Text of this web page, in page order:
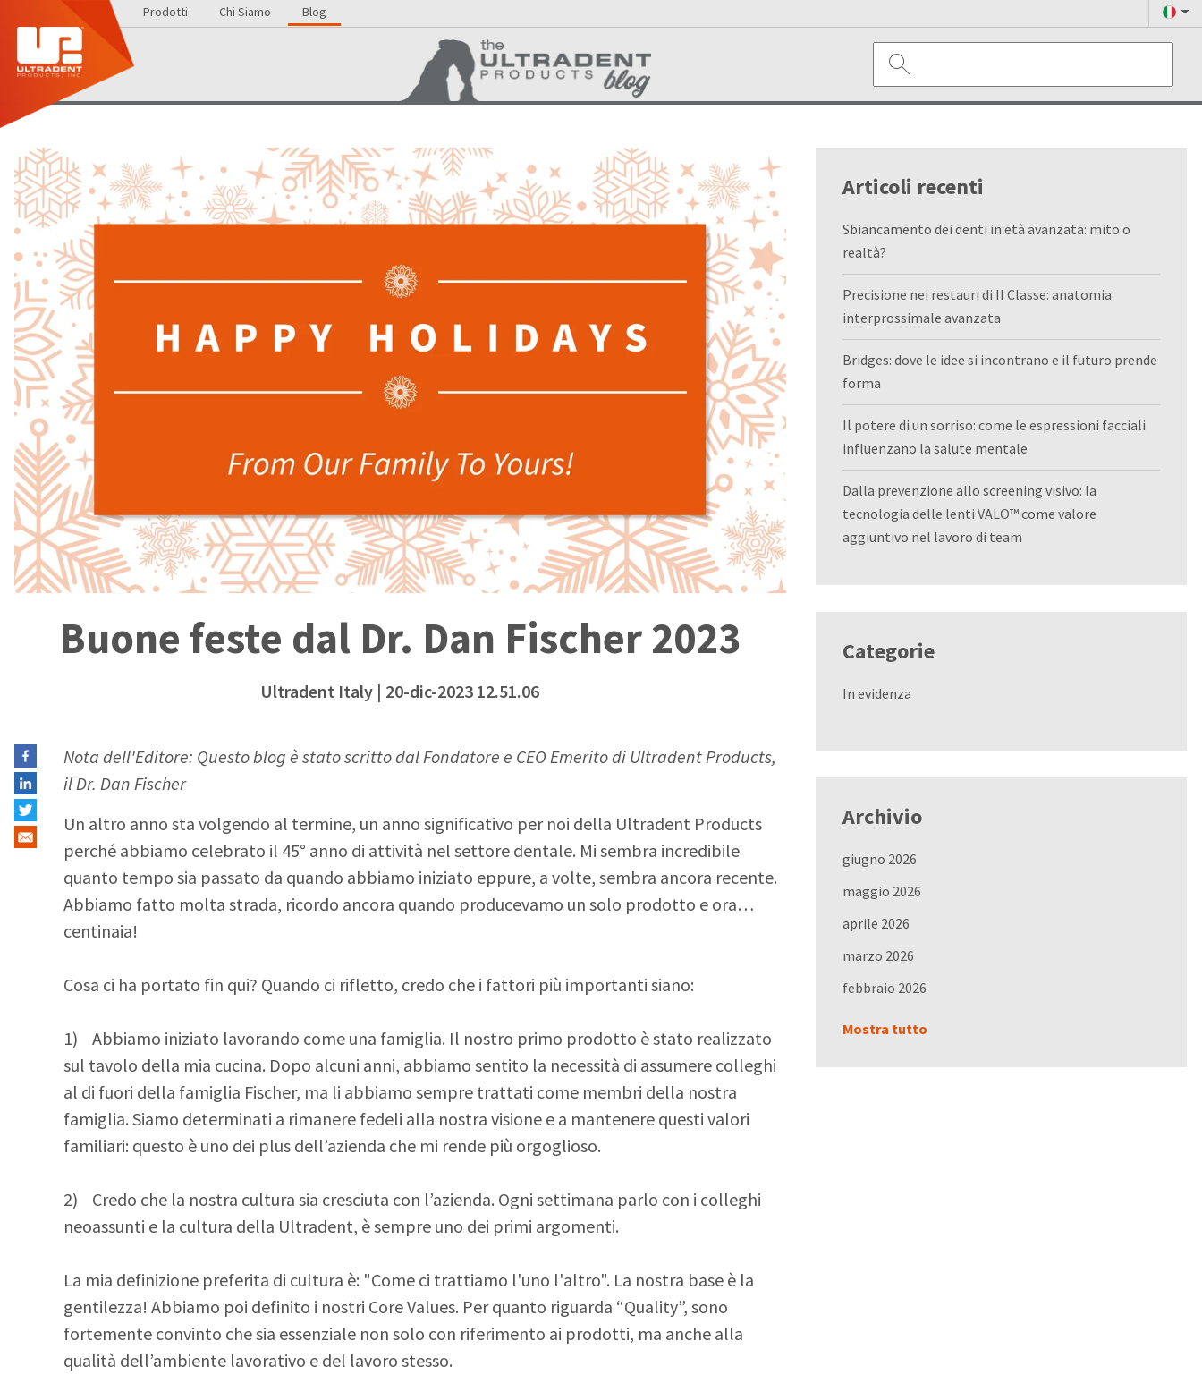
Prodotti Chi Siamo Blog
Buone feste dal Dr. Dan Fischer 2023
Ultradent Italy | 20-dic-2023 12.51.06
Nota dell'Editore: Questo blog è stato scritto dal Fondatore e CEO Emerito di Ultradent Products,
il Dr. Dan Fischer
Un altro anno sta volgendo al termine, un anno significativo per noi della Ultradent Products
perché abbiamo celebrato il 45° anno di attività nel settore dentale. Mi sembra incredibile
quanto tempo sia passato da quando abbiamo iniziato eppure, a volte, sembra ancora recente.
Abbiamo fatto molta strada, ricordo ancora quando producevamo un solo prodotto e ora…
centinaia!
Cosa ci ha portato fin qui? Quando ci rifletto, credo che i fattori più importanti siano:
1) Abbiamo iniziato lavorando come una famiglia. Il nostro primo prodotto è stato realizzato
sul tavolo della mia cucina. Dopo alcuni anni, abbiamo sentito la necessità di assumere colleghi
al di fuori della famiglia Fischer, ma li abbiamo sempre trattati come membri della nostra
famiglia. Siamo determinati a rimanere fedeli alla nostra visione e a mantenere questi valori
familiari: questo è uno dei plus dell’azienda che mi rende più orgoglioso.
2) Credo che la nostra cultura sia cresciuta con l’azienda. Ogni settimana parlo con i colleghi
neoassunti e la cultura della Ultradent, è sempre uno dei primi argomenti.
La mia definizione preferita di cultura è: "Come ci trattiamo l'uno l'altro". La nostra base è la
gentilezza! Abbiamo poi definito i nostri Core Values. Per quanto riguarda “Quality”, sono
fortemente convinto che sia essenziale non solo con riferimento ai prodotti, ma anche alla
qualità dell’ambiente lavorativo e del lavoro stesso.
Articoli recenti
Sbiancamento dei denti in età avanzata: mito o
realtà?
Precisione nei restauri di II Classe: anatomia
interprossimale avanzata
Bridges: dove le idee si incontrano e il futuro prende
forma
Il potere di un sorriso: come le espressioni facciali
influenzano la salute mentale
Dalla prevenzione allo screening visivo: la
tecnologia delle lenti VALO™ come valore
aggiuntivo nel lavoro di team
Categorie
In evidenza
Archivio
giugno 2026
maggio 2026
aprile 2026
marzo 2026
febbraio 2026
Mostra tutto